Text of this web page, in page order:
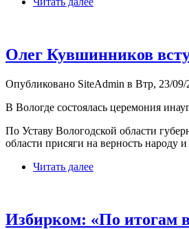
Олег Кувшинников
Опубликовано SiteAdmin в Втр, 23/09/
В Вологде состоялась церемония
По Уставу Вологодской области
области присяги на верность народу
Читать далее
Избирком: «По итогам